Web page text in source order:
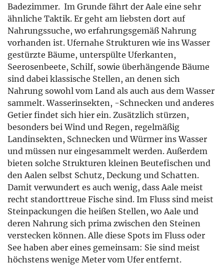
Badezimmer. Im Grunde fährt der Aale eine sehr
ähnliche Taktik. Er geht am liebsten dort auf
Nahrungssuche, wo erfahrungsgemäß Nahrung
vorhanden ist. Ufernahe Strukturen wie ins Wasser
gestürzte Bäume, unterspülte Uferkanten,
Seerosenbeete, Schilf, sowie überhängende Bäume
sind dabei klassische Stellen, an denen sich
Nahrung sowohl vom Land als auch aus dem Wasser
sammelt. Wasserinsekten, -Schnecken und anderes
Getier findet sich hier ein. Zusätzlich stürzen,
besonders bei Wind und Regen, regelmäßig
Landinsekten, Schnecken und Würmer ins Wasser
und müssen nur eingesammelt werden. Außerdem
bieten solche Strukturen kleinen Beutefischen und
den Aalen selbst Schutz, Deckung und Schatten.
Damit verwundert es auch wenig, dass Aale meist
recht standorttreue Fische sind. Im Fluss sind meist
Steinpackungen die heißen Stellen, wo Aale und
deren Nahrung sich prima zwischen den Steinen
verstecken können. Alle diese Spots im Fluss oder
See haben aber eines gemeinsam: Sie sind meist
höchstens wenige Meter vom Ufer entfernt.